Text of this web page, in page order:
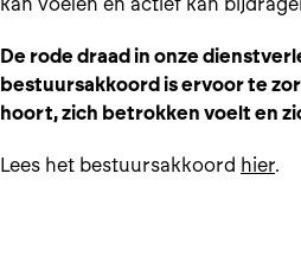
De rode draad in onze
bestuursakkoord is ervoor te
hoort, zich betrokken voelt en
Lees het bestuursakkoord hier.